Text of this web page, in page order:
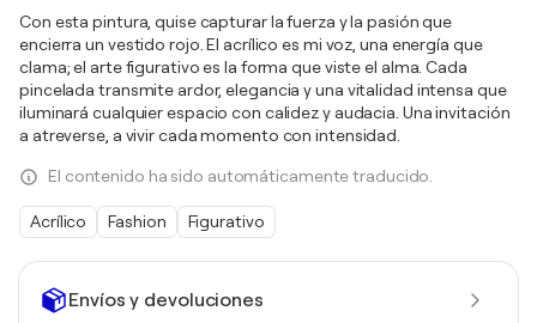
Envíos y devoluciones
Con esta pintura, quise capturar la fuerza y la pasión que
encierra un vestido rojo. El acrílico es mi voz, una energía que
clama; el arte figurativo es la forma que viste el alma. Cada
pincelada transmite ardor, elegancia y una vitalidad intensa que
iluminará cualquier espacio con calidez y audacia. Una invitación
a atreverse, a vivir cada momento con intensidad.
El contenido ha sido automáticamente traducido.
Acrílico Fashion Figurativo